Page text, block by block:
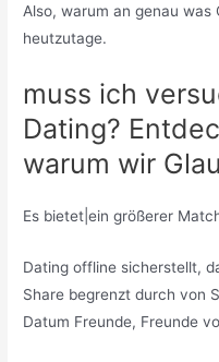
Also, warum an genau was
heutzutage.
muss ich
Dating?
warum wir
Es bietet|ein größerer
Dating offline sicherstellt,
Share begrenzt durch von
Datum Freunde, Freunde